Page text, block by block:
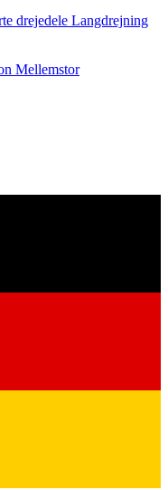
drejedele Langdrejning
Mellemstor